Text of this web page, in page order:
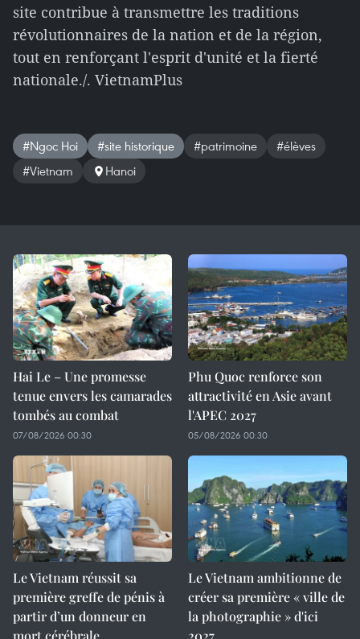
site contribue à transmettre les traditions
révolutionnaires de la nation et de la région,
tout en renforçant l'esprit d'unité et la fierté
nationale./. VietnamPlus
#Ngoc Hoi #site historique #patrimoine
#élèves
#Vietnam
Hanoi
Hai Le – Une promesse
tenue envers les camarades
tombés au combat
07/08/2026 00:30
Phu Quoc renforce son
attractivité en Asie avant
l'APEC 2027
05/08/2026 00:30
Le Vietnam réussit sa
première greffe de pénis à
partir d’un donneur en
mort cérébrale
Le Vietnam ambitionne de
créer sa première « ville de
la photographie » d'ici
2027